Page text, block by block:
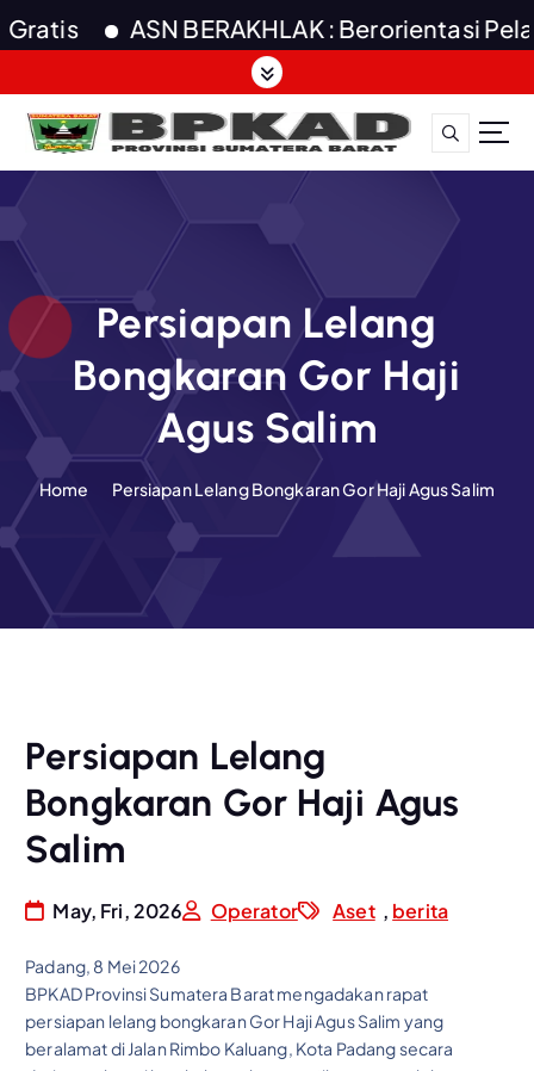
ASN BERAKHLAK : Berorientasi
k
t
e
t
Persiapan Lelang
Bongkaran Gor Haji
Agus Salim
Home Persiapan Lelang Bongkaran Gor Haji Agus Salim
Persiapan Lelang
Bongkaran Gor Haji Agus
Salim
May, Fri, 2026 Operator Aset , berita
Padang, 8 Mei 2026
BPKAD Provinsi Sumatera Barat mengadakan rapat
persiapan lelang bongkaran Gor Haji Agus Salim yang
beralamat di Jalan Rimbo Kaluang, Kota Padang secara